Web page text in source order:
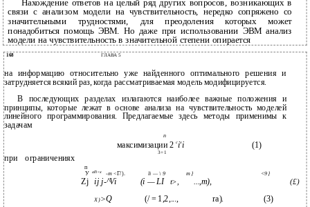
Нахождение ответов на целый ряд других вопросов, возникающих в
связи с анализом модели на чувствительность, нередко сопряжено со
значительными трудностями, для преодоления которых может
понадобиться помощь ЭВМ. Но даже при использовании ЭВМ анализ
модели на чувствительность в значительной степени опирается
168 ГЛАВА 5
на информацию относительно уже найденного оптимального решения и
затрудняется всякий раз, когда рассматриваемая модель модифицируется.
В последующих разделах излагаются наиболее важные положения и
принципы, которые лежат в основе анализа на чувствительность моделей
линейного программирования. Предлагаемые здесь методы применимы к
задачам
п
максимизации 2 cixi
(1)
при
ограничениях
3=1
п
У aп-x -т <Г/). li — \ 9
t>,
m} <9}
(£)
Zj ij j-^Vi (i — LI ...,m),
X)>Q (/ = 1,2,..., ra).
(3)